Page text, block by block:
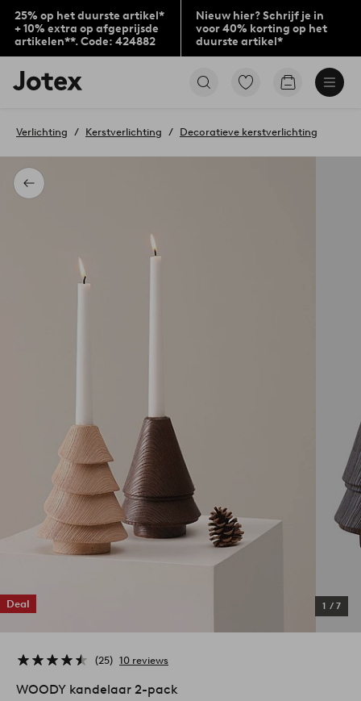
25% op het duurste artikel*
+ 10% extra op afgeprijsde
artikelen**. Code: 424882
Nieuw hier? Schrijf je in
voor 40% korting op het
duurste artikel*
Jotex
logo
to
home
page
Ga
gemarkeerde
Go
Terug
Verlichting Kerstverlichting Decoratieve kerstverlichting
Deal 1 / 7
25 10 reviews
WOODY kandelaar 2-pack